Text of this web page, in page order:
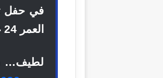
في حفل
العمر 24 عامًا. إطلاق أكثر من 30 رصاصة في مكان الحادث!
لطيف… pic.twitter.com/J39aWETdJn– أوسميني (@aus_mini)